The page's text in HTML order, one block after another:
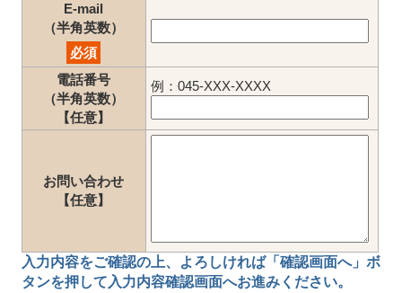
E-mail
（半角英数）
必須
電話番号
（半角英数）
【任意】
例：045-XXX-XXXX
お問い合わせ
【任意】
入力内容をご確認の上、
よろしければ「確認画面へ」ボ
タンを押して 入力内容確認画面へお進みください。